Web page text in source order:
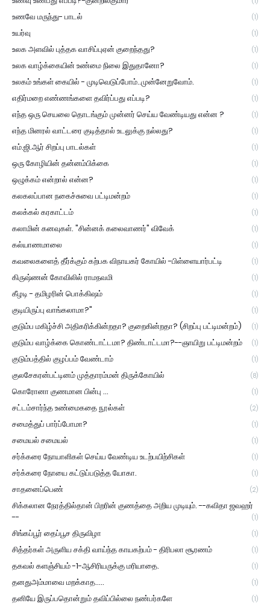
உணவே மருந்து- பாடல் (1)
உயர்வு (1)
உலக அளவில் புத்தக வாசிப்புஏன் குறைந்தது? (1)
உலக வாழ்க்கையின் உண்மை நிலை இதுதானோ? (1)
உலகம் உங்கள் கையில் - முடிவெடுப்போம்..முன்னேறுவோம். (1)
எதிர்மறை எண்ணங்களை தவிர்ப்பது எப்படி? (1)
எந்த ஒரு செயலை தொடங்கும் முன்னர் செய்ய வேண்டியது என்ன ? (1)
எந்த மினரல் வாட்டரை குடித்தால் உடலுக்கு நல்லது? (1)
எம்.ஜி.ஆர் சிறப்பு பாடல்கள் (1)
ஒரு கோழியின் தன்னம்பிக்கை (1)
ஒழுக்கம் என்றால் என்ன? (1)
கலகலப்பான நகைச்சுவை பட்டிமன்றம் (1)
கலக்கல் கரகாட்டம் (1)
கலாமின் கனவுகள். "சின்னக் கலைவாணர்" விவேக் (1)
கல்யாணமாலை (1)
கவலைகளைத் தீர்க்கும் கற்பக விநாயகர் கோயில் -பிள்ளையார்பட்டி (1)
கிருஷ்ணன் கோவிலில் ராமநவமி (1)
கீழடி - தமிழரின் பொக்கிஷம் (1)
குடியிருப்பு வாங்கலாமா?" (1)
குடும்ப மகிழ்ச்சி அதிகரிக்கின்றதா? குறைகின்றதா? (சிறப்பு பட்டிமன்றம்) (1)
குடும்ப வாழ்க்கை கொண்டாட்டமா? திண்டாட்டமா?--ஞாயிறு பட்டிமன்றம் (1)
குடும்பத்தில் குழப்பம் வேண்டாம் (1)
குலசேகரன்பட்டினம் முத்தாரம்மன் திருக்கோயில் (8)
கொரோனா குணமான பின்பு ... (1)
சட்டம்சார்ந்த உண்மைகதை நூல்கள் (2)
சமைத்துப் பார்ப்போமா? (1)
சமையல் சமையல் (1)
சர்க்கரை நோயாளிகள் செய்ய வேண்டிய உடற்பயிற்சிகள் (1)
சர்க்கரை நோயை கட்டுப்படுத்த யோகா. (1)
சாதனைப்பெண் (2)
சிக்கலான நேரத்தில்தான் பிறரின் குணத்தை அறிய முடியும். --கவிதா ஜவஹர்
--
(1)
சிங்கப்பூர் தைப்பூச திருவிழா (1)
சித்தர்கள் அருளிய சக்தி வாய்ந்த காயகற்பம் - திரிபலா சூரணம் (1)
தகவல் களஞ்சியம் -1-ஆசிரியருக்கு மரியாதை. (1)
தனதுஅம்மாவை மறக்காத..... (1)
தனியே இருப்பதொன்றும் தவிப்பில்லை நண்பர்களே (1)